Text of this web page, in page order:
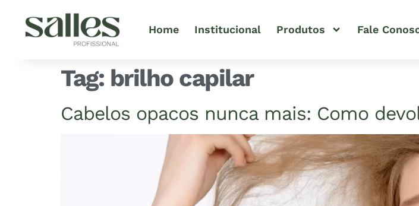
Home Institucional Produtos Fale
Tag: brilho capilar
Cabelos opacos nunca mais: Como